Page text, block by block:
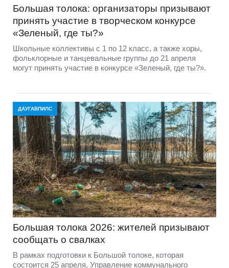
Большая толока: организаторы призывают
принять участие в творческом конкурсе
«Зеленый, где ты?»
Школьные коллективы с 1 по 12 класс, а также хоры,
фольклорные и танцевальные группы до 21 апреля
могут принять участие в конкурсе «Зеленый, где ты?».
ДАУГАВПИЛС
Большая толока 2026: жителей призывают
сообщать о свалках
В рамках подготовки к Большой толоке, которая
состоится 25 апреля, Управление коммунального